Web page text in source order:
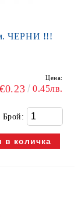
ЧЕРНИ !!!
Цена:
€0.23 0.45лв.
Брой: